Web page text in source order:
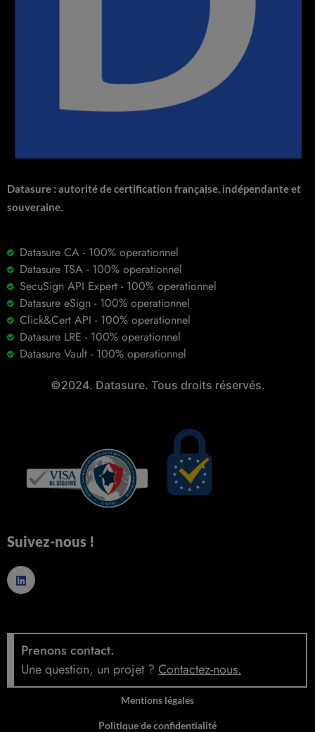
Datasure : autorité de certification française, indépendante et
souveraine.
Datasure CA - 100% operationnel
Datasure TSA - 100% operationnel
SecuSign API Expert - 100% operationnel
Datasure eSign - 100% operationnel
Click&Cert API - 100% operationnel
Datasure LRE - 100% operationnel
Datasure Vault - 100% operationnel
©2024. Datasure. Tous droits réservés.
Suivez-nous !
Prenons contact.
Une question, un projet ? Contactez-nous.
Mentions légales
Politique de confidentialité